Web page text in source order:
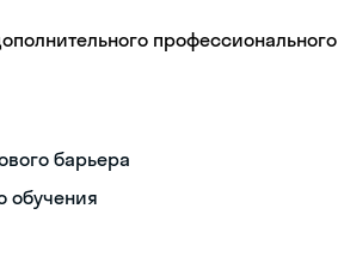
профессионального
барьера
обучения